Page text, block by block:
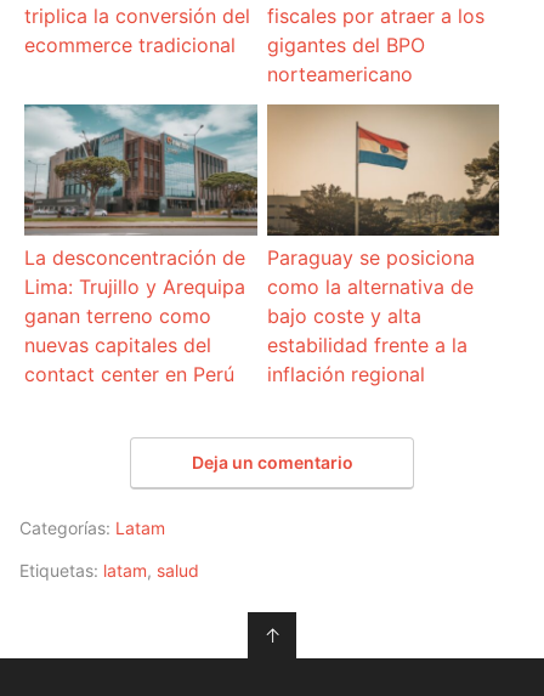
triplica la conversión del
ecommerce tradicional
fiscales por atraer a los
gigantes del BPO
norteamericano
La desconcentración de
Lima: Trujillo y Arequipa
ganan terreno como
nuevas capitales del
contact center en Perú
Paraguay se posiciona
como la alternativa de
bajo coste y alta
estabilidad frente a la
inflación regional
Deja un comentario
Categorías: Latam
Etiquetas: latam, salud
↑